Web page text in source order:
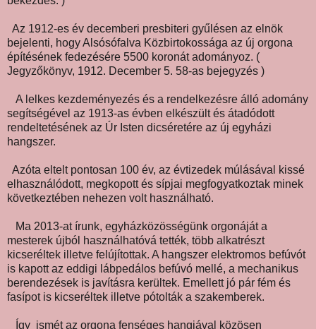
Az 1912-es év decemberi presbiteri gyűlésen az elnök
bejelenti, hogy Alsósófalva Közbirtokossága az új orgona
építésének fedezésére 5500 koronát adományoz. (
Jegyzőkönyv, 1912. December 5. 58-as bejegyzés )
A lelkes kezdeményezés és a rendelkezésre álló adomány
segítségével az 1913-as évben elkészült és átadódott
rendeltetésének az Úr Isten dicséretére az új egyházi
hangszer.
Azóta eltelt pontosan 100 év, az évtizedek múlásával kissé
elhasználódott, megkopott és sípjai megfogyatkoztak minek
következtében nehezen volt használható.
Ma 2013-at írunk, egyházközösségünk orgonáját a
mesterek újból használhatóvá tették, több alkatrészt
kicseréltek illetve felújítottak. A hangszer elektromos befúvót
is kapott az eddigi lábpedálos befúvó mellé, a mechanikus
berendezések is javításra kerültek. Emellett jó pár fém és
fasípot is kicseréltek illetve pótolták a szakemberek.
Így ismét az orgona fenséges hangjával közösen